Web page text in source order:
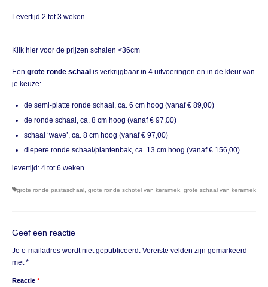
Levertijd 2 tot 3 weken
Klik hier voor de prijzen schalen <36cm
Een grote ronde schaal is verkrijgbaar in 4 uitvoeringen en in de kleur van
je keuze:
de semi-platte ronde schaal, ca. 6 cm hoog (vanaf € 89,00)
de ronde schaal, ca. 8 cm hoog (vanaf € 97,00)
schaal ‘wave’, ca. 8 cm hoog (vanaf € 97,00)
diepere ronde schaal/plantenbak, ca. 13 cm hoog (vanaf € 156,00)
levertijd: 4 tot 6 weken
grote ronde pastaschaal grote ronde schotel van keramiek grote schaal van keramiek
Geef een reactie
Je e-mailadres wordt niet gepubliceerd. Vereiste velden zijn gemarkeerd
met*
Reactie *